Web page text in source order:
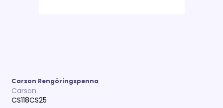
Carson Rengöringspenna
Carson
CS118CS25